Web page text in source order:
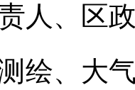
人、区
绘、大